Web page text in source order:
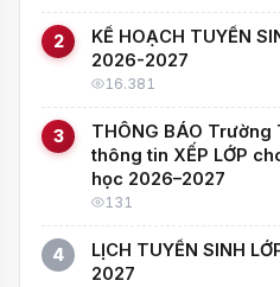
2
KẾ HOẠCH TUYỂN
2026-2027
16.381
3
THÔNG BÁO Trường
thông tin XẾP LỚP
học 2026–2027
131
4
LỊCH TUYỂN SINH
2027